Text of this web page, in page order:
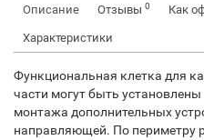
Описание Отзывы 0 Как
Характеристики
Функциональная клетка для
части могут быть
монтажа дополнительных
направляющей. По периметру